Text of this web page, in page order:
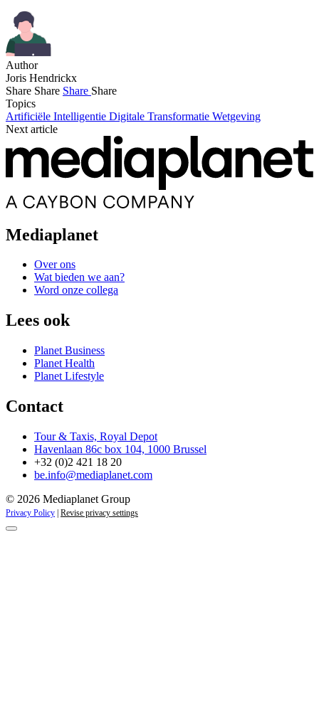
Author
Joris Hendrickx
Share Share Share Share
Topics
Artificiële Intelligentie Digitale Transformatie Wetgeving
Next article
Mediaplanet
Over ons
Wat bieden we aan?
Word onze collega
Lees ook
Planet Business
Planet Health
Planet Lifestyle
Contact
Tour & Taxis, Royal Depot
Havenlaan 86c box 104, 1000 Brussel
+32 (0)2 421 18 20
be.info@mediaplanet.com
© 2026 Mediaplanet Group
Privacy Policy Revise privacy settings